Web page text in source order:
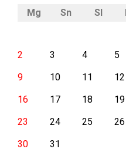
Mg Sn Sl
2
3 4 5
9
10 11 12
16
17 18 19
23
24 25 26
30
31